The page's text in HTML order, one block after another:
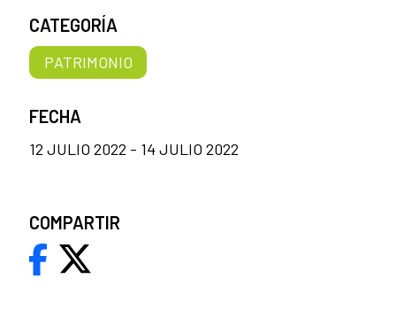
CATEGORÍA
PATRIMONIO
FECHA
12 JULIO 2022 - 14 JULIO 2022
COMPARTIR